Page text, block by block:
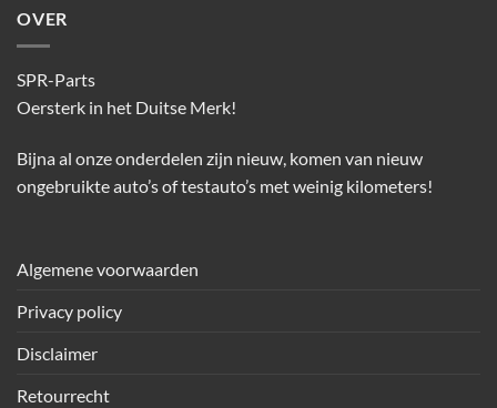
OVER
SPR-Parts
Oersterk in het Duitse Merk!
Bijna al onze onderdelen zijn nieuw, komen van nieuw
ongebruikte auto’s of testauto’s met weinig kilometers!
Algemene voorwaarden
Privacy policy
Disclaimer
Retourrecht